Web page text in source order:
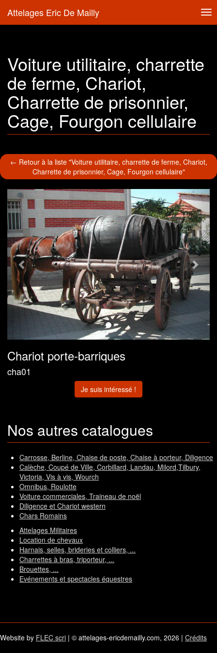
Attelages Eric De Mailly
Voiture utilitaire, charrette
de ferme, Chariot,
Charrette de prisonnier,
Cage, Fourgon cellulaire
← Retour à la liste "Voiture utilitaire, charrette de ferme, Chariot,
Charrette de prisonnier, Cage, Fourgon cellulaire"
Chariot porte-barriques
cha01
Je suis intéressé !
Nos autres catalogues
Carrosse, Berline, Chaise de poste, Chaise à porteur, Diligence
Calèche, Coupé de Ville, Corbillard, Landau, Milord,Tilbury,
Victoria, Vis à vis, Wourch
Omnibus, Roulotte
Voiture commerciales, Traineau de noël
Diligence et Chariot western
Chars Romains
Attelages Militaires
Location de chevaux
Harnais, selles, brideries et colliers, ...
Charrettes à bras, triporteur, ...
Brouettes, ...
Evénements et spectacles équestres
Website by FLEC scri | © attelages-ericdemailly.com, 2026 | Crédits